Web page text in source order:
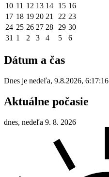
10 11 12 13 14 15 16
17 18 19 20 21 22 23
24 25 26 27 28 29 30
31 1 2 3 4 5 6
Dátum a čas
Dnes je nedeľa, 9.8.2026, 6:17:16
Aktuálne počasie
dnes, nedeľa 9. 8. 2026